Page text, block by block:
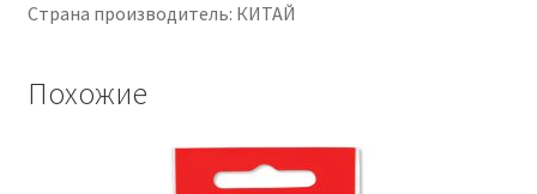
Страна производитель: КИТАЙ
Похожие